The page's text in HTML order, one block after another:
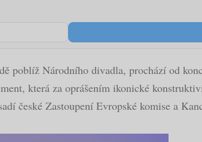
poblíž Národního divadla, prochází od
která za oprášením ikonické
české Zastoupení Evropské komise a